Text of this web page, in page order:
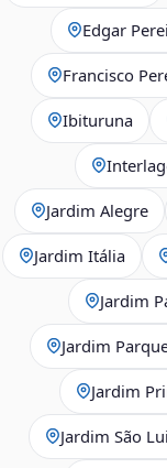
Edgar
Francisco
Ibituruna
Jardim Alegre
Jardim Itália
Jardim
Jardim
Jardim
Jardim São